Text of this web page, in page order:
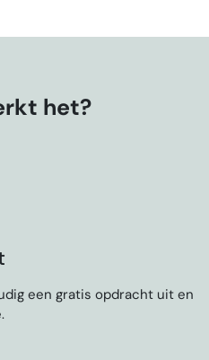
het?
een gratis opdracht uit en